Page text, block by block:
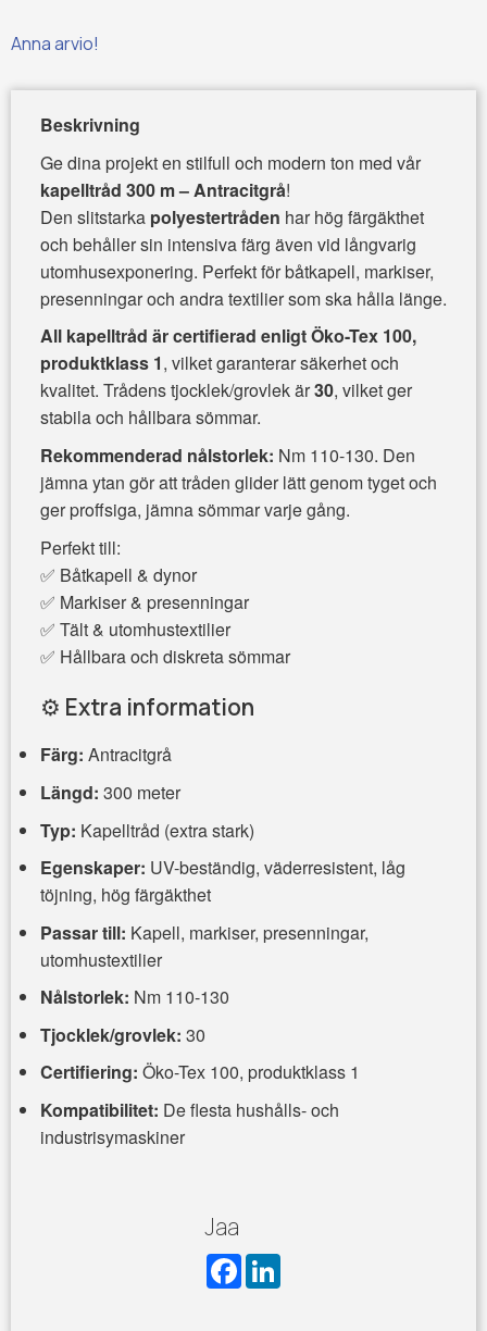
Anna arvio!
Beskrivning
Ge dina projekt en stilfull och modern ton med vår
kapelltråd 300 m – Antracitgrå!
Den slitstarka polyestertråden har hög färgäkthet
och behåller sin intensiva färg även vid långvarig
utomhusexponering. Perfekt för båtkapell, markiser,
presenningar och andra textilier som ska hålla länge.
All kapelltråd är certifierad enligt Öko-Tex 100,
produktklass 1, vilket garanterar säkerhet och
kvalitet. Trådens tjocklek/grovlek är30, vilket ger
stabila och hållbara sömmar.
Rekommenderad nålstorlek: Nm 110-130. Den
jämna ytan gör att tråden glider lätt genom tyget och
ger proffsiga, jämna sömmar varje gång.
Perfekt till:
✅ Båtkapell & dynor
✅ Markiser & presenningar
✅ Tält & utomhustextilier
✅ Hållbara och diskreta sömmar
⚙️ Extra information
Färg: Antracitgrå
Längd: 300 meter
Typ: Kapelltråd (extra stark)
Egenskaper: UV-beständig, väderresistent, låg
töjning, hög färgäkthet
Passar till: Kapell, markiser, presenningar,
utomhustextilier
Nålstorlek: Nm 110-130
Tjocklek/grovlek: 30
Certifiering: Öko-Tex 100, produktklass 1
Kompatibilitet: De flesta hushålls- och
industrisymaskiner
Jaa
F
a
c